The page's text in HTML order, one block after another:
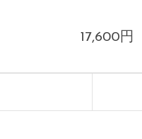
17,600円